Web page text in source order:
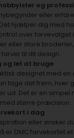
og
eller
hjælper dig med
over farvevalget
store broderier,
til dit design.
og let at bruge
designet med
tage det frem,
ud. Det er en
større præcision.
i dag
eller ønsker
er DMC farvekortet